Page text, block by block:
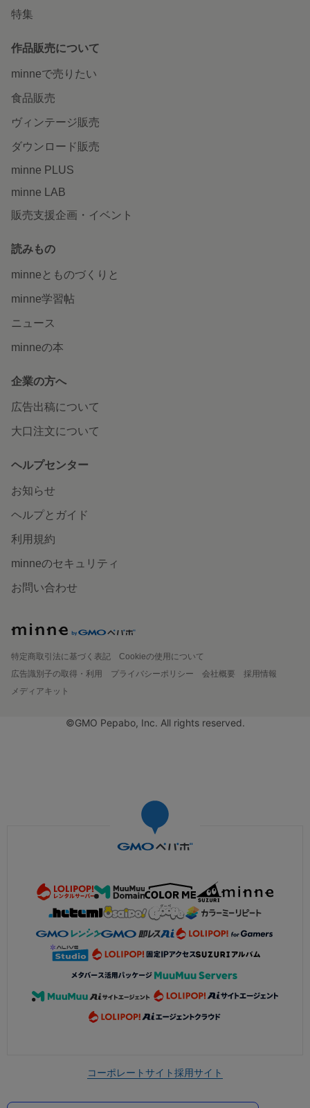
特集
作品販売について
minneで売りたい
食品販売
ヴィンテージ販売
ダウンロード販売
minne PLUS
minne LAB
販売支援企画・イベント
読みもの
minneとものづくりと
minne学習帖
ニュース
minneの本
企業の方へ
広告出稿について
大口注文について
ヘルプセンター
お知らせ
ヘルプとガイド
利用規約
minneのセキュリティ
お問い合わせ
特定商取引法に基づく表記
Cookieの使用について
広告識別子の取得・利用
プライバシーポリシー 会社概要
採用情報
メディアキット
©GMO Pepabo, Inc. All rights reserved.
コーポレートサイト採用サイト